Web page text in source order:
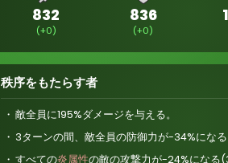
832
(+0)
836
(+0)
秩序をもたらす者
敵全員に195%ダメージを与える。
3ターンの間、敵全員の防御力が-34%になる
すべての炎属性の敵の攻撃力が-24%になる